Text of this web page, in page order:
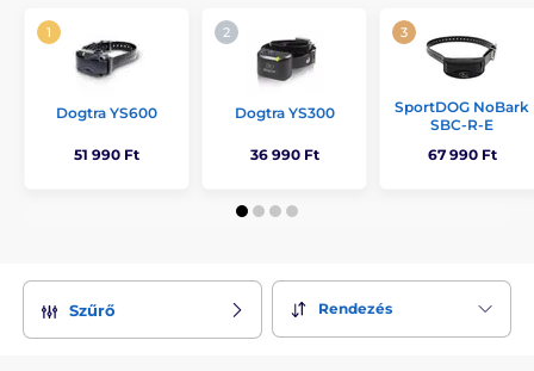
Dogtra YS600
51 990 Ft
Dogtra YS300
36 990 Ft
SportDOG NoBark
SBC-R-E
67 990 Ft
Szűrő Rendezés